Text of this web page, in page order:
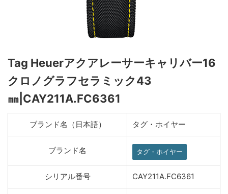
Tag Heuerアクアレーサーキャリバー16
クロノグラフセラミック43
㎜|CAY211A.FC6361
ブランド名（日本語） タグ・ホイヤー
ブランド名 タグ・ホイヤー
シリアル番号 CAY211A.FC6361